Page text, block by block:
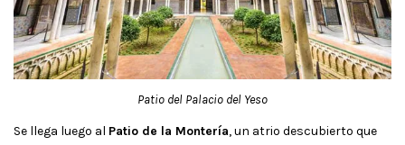
Patio del Palacio del Yeso
Se llega luego al Patio de la Montería, un atrio descubierto que